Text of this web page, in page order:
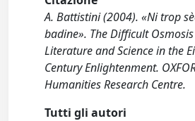
A. Battistini (2004). «Ni trop
badine». The Difficult
Literature and Science in the
Century Enlightenment.
Humanities Research Centre.
Tutti gli autori